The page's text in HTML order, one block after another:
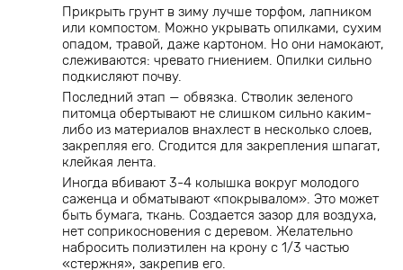
Прикрыть грунт в зиму лучше торфом, лапником
или компостом. Можно укрывать опилками, сухим
опадом, травой, даже картоном. Но они намокают,
слеживаются: чревато гниением. Опилки сильно
подкисляют почву.
Последний этап — обвязка. Стволик зеленого
питомца обертывают не слишком сильно каким-
либо из материалов внахлест в несколько слоев,
закрепляя его. Сгодится для закрепления шпагат,
клейкая лента.
Иногда вбивают 3-4 колышка вокруг молодого
саженца и обматывают «покрывалом». Это может
быть бумага, ткань. Создается зазор для воздуха,
нет соприкосновения с деревом. Желательно
набросить полиэтилен на крону с 1/3 частью
«стержня», закрепив его.